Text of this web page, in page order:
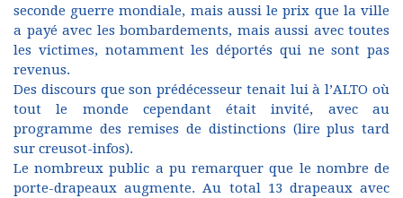
seconde guerre mondiale, mais aussi le prix que la ville
a payé avec les bombardements, mais aussi avec toutes
les victimes, notamment les déportés qui ne sont pas
revenus.
Des discours que son prédécesseur tenait lui à l’ALTO où
tout le monde cependant était invité, avec au
programme des remises de distinctions (lire plus tard
sur creusot-infos).
Le nombreux public a pu remarquer que le nombre de
porte-drapeaux augmente. Au total 13 drapeaux avec